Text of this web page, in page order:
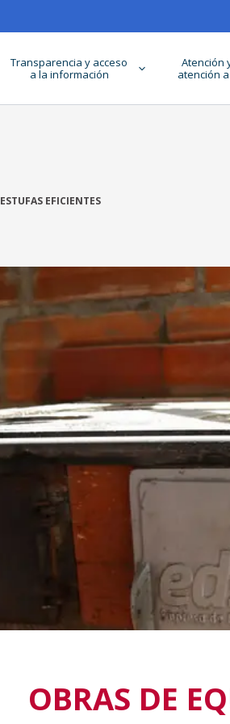
Transparencia y acceso
a la información
Atención
atención
ESTUFAS EFICIENTES
OBRAS DE